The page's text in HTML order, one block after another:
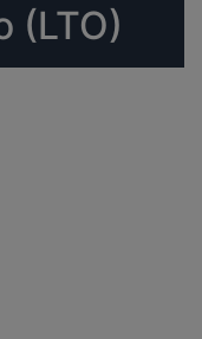
(LTO)